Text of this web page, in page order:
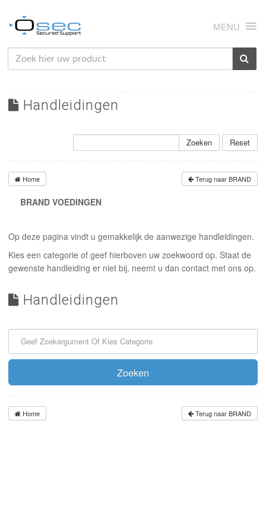
MENU
HOME
CONTACT
INLOGGEN
Handleidingen
Zoeken Reset
Home Terug naar BRAND
BRAND VOEDINGEN
Op deze pagina vindt u gemakkelijk de aanwezige handleidingen.
Kies een categorie of geef hierboven uw zoekwoord op. Staat de
gewenste handleiding er niet bij, neemt u dan contact met ons op.
Handleidingen
Zoeken
Home Terug naar BRAND